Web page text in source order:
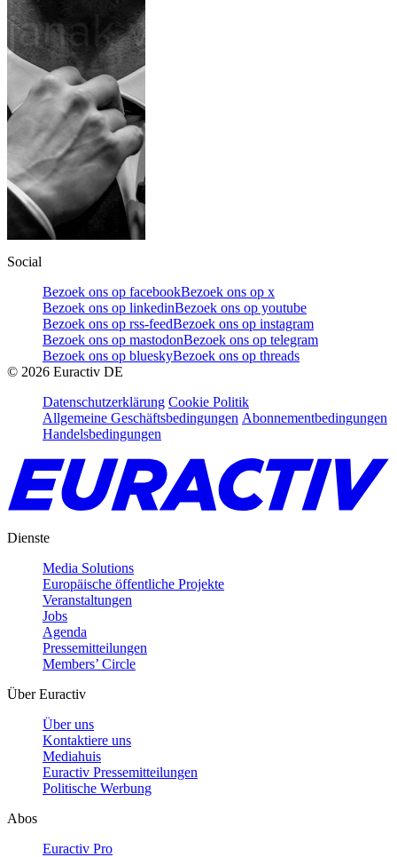
Social
Bezoek ons op facebookBezoek ons op x
Bezoek ons op linkedinBezoek ons op youtube
Bezoek ons op rss-feedBezoek ons op instagram
Bezoek ons op mastodonBezoek ons op telegram
Bezoek ons op blueskyBezoek ons op threads
© 2026 Euractiv DE
Datenschutzerklärung Cookie Politik
Allgemeine Geschäftsbedingungen Abonnementbedingungen
Handelsbedingungen
Dienste
Media Solutions
Europäische öffentliche Projekte
Veranstaltungen
Jobs
Agenda
Pressemitteilungen
Members’ Circle
Über Euractiv
Über uns
Kontaktiere uns
Mediahuis
Euractiv Pressemitteilungen
Politische Werbung
Abos
Euractiv Pro